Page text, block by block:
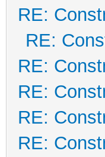
RE:
RE:
RE:
RE:
RE:
RE: